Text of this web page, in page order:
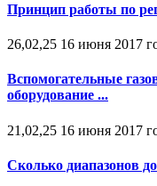
Принцип работы по
26,02,25 16 июня 2017
Вспомогательные
оборудование ...
21,02,25 16 июня 2017
Сколько диапазонов